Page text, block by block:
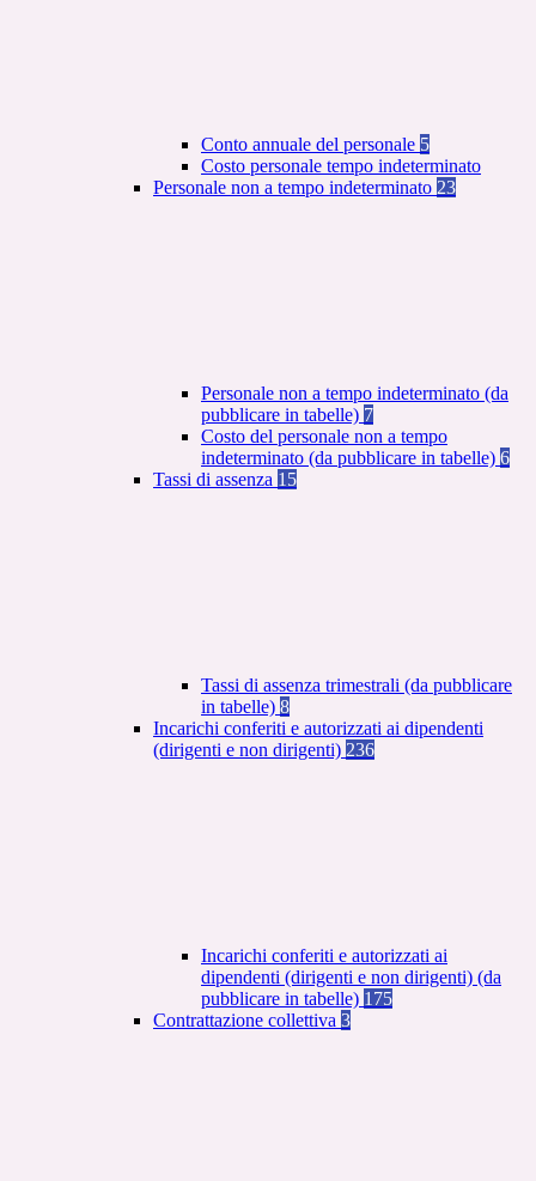
Conto annuale del personale 5
Costo personale tempo indeterminato
Personale non a tempo indeterminato 23
Personale non a tempo indeterminato (da
pubblicare in tabelle) 7
Costo del personale non a tempo
indeterminato (da pubblicare in tabelle) 6
Tassi di assenza 15
Tassi di assenza trimestrali (da pubblicare
in tabelle) 8
Incarichi conferiti e autorizzati ai dipendenti
(dirigenti e non dirigenti) 236
Incarichi conferiti e autorizzati ai
dipendenti (dirigenti e non dirigenti) (da
pubblicare in tabelle) 175
Contrattazione collettiva 3